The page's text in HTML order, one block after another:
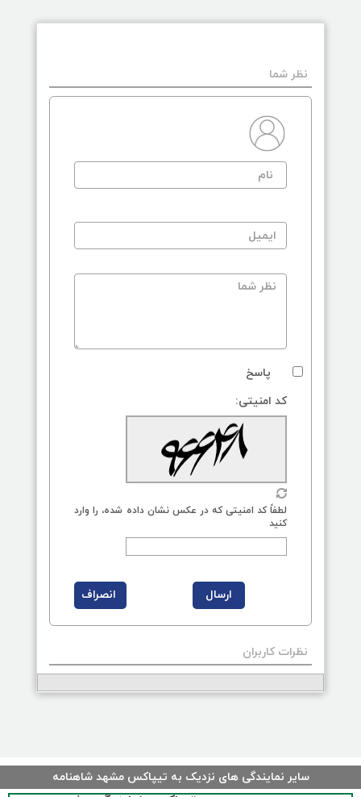
نظر شما
پاسخ
کد امنیتی:
لطفاً کد امنیتی که در عکس نشان داده شده، را وارد
کنید
نظرات کاربران
سایر نمایندگی های نزدیک به تیپاکس مشهد شاهنامه